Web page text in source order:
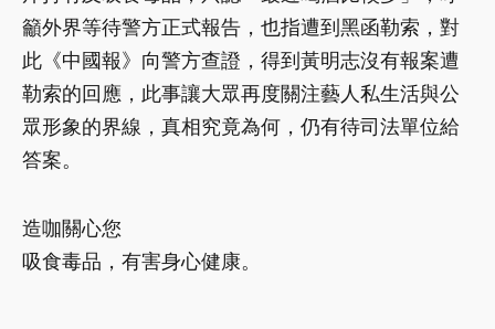
籲外界等待警方正式報告，也指遭到黑函勒索，對
此《中國報》向警方查證，得到黃明志沒有報案遭
勒索的回應，此事讓大眾再度關注藝人私生活與公
眾形象的界線，真相究竟為何，仍有待司法單位給
答案。
造咖關心您
吸食毒品，有害身心健康。